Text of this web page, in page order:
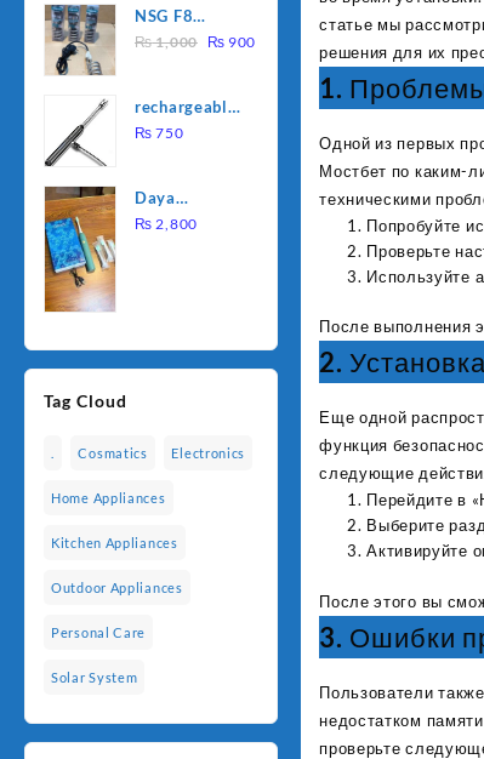
was:
₨ 1,500.
is:
₨ 1,250.
NSG F8
2000W
Heating Rod
– Fast
₨1,000
Original
₨ 1,000.
₨ 900
rechargeable
electric
₨ 750
Daya
rechargable
₨ 2,800
Tag Cloud
Cosmatics Electronics
Home Appliances
Kitchen Appliances
Outdoor Appliances
Personal Care
Solar System
статье мы
решения для их
1.
Одной из первых
Мостбет по каким-
техническими
Попробуйте
Проверьте
Используйте
После выполнения
2.
Еще одной
функция
следующие
Перейдите в
Выберите
Активируйте
После этого вы
3. Ошибки
Пользователи
недостатком
проверьте